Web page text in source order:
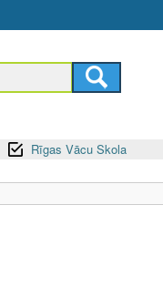
Rīgas Vācu Skola